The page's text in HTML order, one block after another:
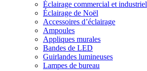
Éclairage commercial et industriel
Éclairage de Noël
Accessoires d’éclairage
Ampoules
Appliques murales
Bandes de LED
Guirlandes lumineuses
Lampes de bureau